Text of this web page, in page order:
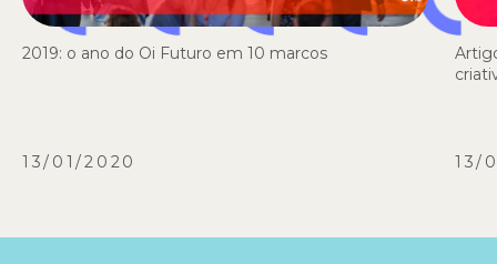
2019: o ano do Oi Futuro em 10 marcos
13/01/2020 13/